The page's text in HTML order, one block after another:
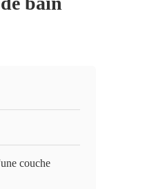
couche